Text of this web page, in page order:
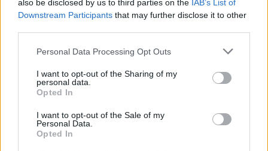
also be disclosed by us to third parties on the IAB’s List of
Downstream Participants that may further disclose it to other
Please note that this website/app uses one or more Google
not limited to your visit or usage behaviour. You may click to
grant or deny consent to Google and its third-party tags to
use your data for below specified purposes in below Google
consent section.
Personal Data Processing Opt Outs
I want to opt-out of the Sharing of my
personal data.
Opted In
I want to opt-out of the Sale of my
Personal Data.
Opted In
Player
loading.
a
most megindultak a távolabbi jövőre
vonatkozóan, ám ez hidegen hagyja a